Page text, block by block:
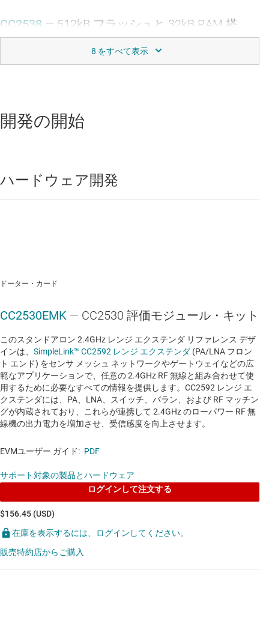
CC2538 — 512kB フラッシュと 32kB RAM 搭
載、32 ビット Arm Cortex-M3 Zigbee、
6LoWPAN、および IEEE 802.15.4 ワイヤレス マ
低消費電力 2.4GHZ 製品
イヤレス MCU
CC2530-RF4CE—256kB フラッシュと 8kB RAM
搭載、ZigBee と IEEE 802.15.4 と RF4CE に対応
するワイヤレス マイコン
データシート: PDF | HTML
他のワイヤレス製品
CC2592—最大 +22dBm の出力電力、2.4GHz レ
ンジ エクステンダ
データシート:
開発の開始
ハードウェア開発
ドーター・カード
CC2530EMK — CC2530 評価モジュール・キット
このスタンドアロン 2.4GHz レンジ エクステンダ リファレンス デザ
インは、 SimpleLink™ CC2592 レンジ エクステンダ (PA/LNA フロン
ト エンド) をセンサ メッシュ ネットワークやゲートウェイなどの広
範なアプリケーションで、任意の 2.4GHz RF 無線と組み合わせて使
用するために必要なすべての情報を提供します。CC2592 レンジ エ
クステンダには、PA、LNA、スイッチ、バラン、および RF マッチン
グが内蔵されており、これらが連携して 2.4GHz のローパワー RF 無
線機の出力電力を増加させ、受信感度を向上させます。
EVMユーザー ガイド: PDF
サポート対象の製品とハードウェア
ログインして注文する
$156.45 (USD)
在庫を表示するには、ログインしてください。
販売特約店からご購入